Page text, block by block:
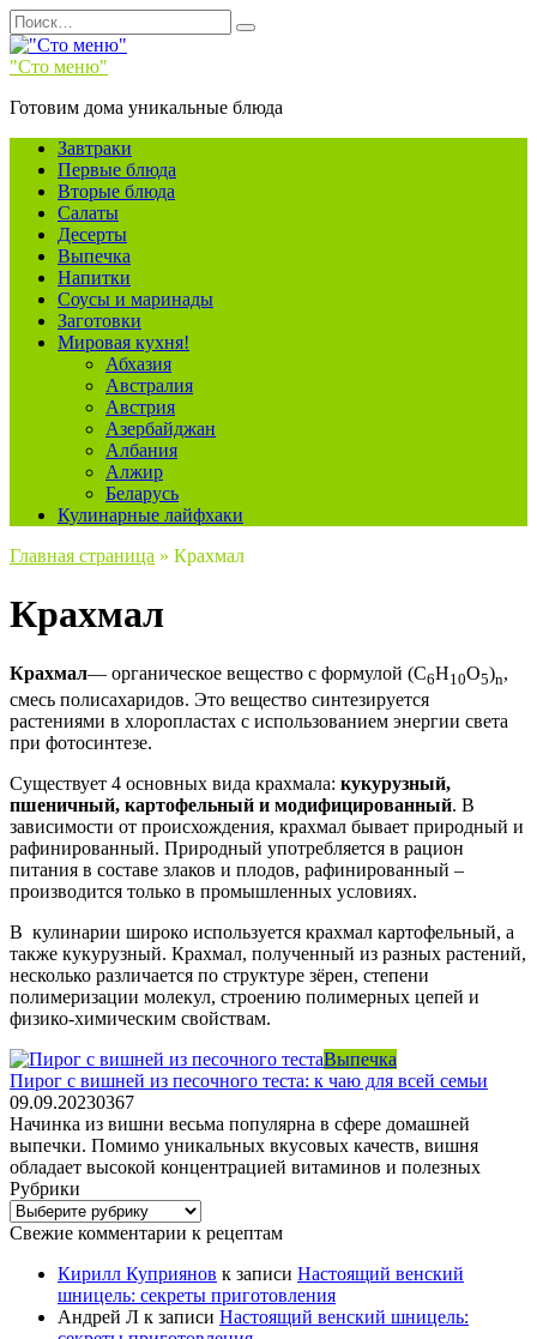
Перейти
к
содержанию
Search
for:
"Сто меню"
Готовим дома уникальные блюда
Завтраки
Первые блюда
Вторые блюда
Салаты
Десерты
Выпечка
Напитки
Соусы и маринады
Заготовки
Мировая кухня!
Абхазия
Австралия
Австрия
Азербайджан
Албания
Алжир
Беларусь
Кулинарные лайфхаки
Главная страница » Крахмал
Крахмал
Крахмал— органическое вещество с формулой (C6H10O5)n,
смесь полисахаридов. Это вещество синтезируется
растениями в хлоропластах с использованием энергии света
при фотосинтезе.
Существует 4 основных вида крахмала: кукурузный,
пшеничный, картофельный и модифицированный. В
зависимости от происхождения, крахмал бывает природный и
рафинированный. Природный употребляется в рацион
питания в составе злаков и плодов, рафинированный –
производится только в промышленных условиях.
В кулинарии широко используется крахмал картофельный, а
также кукурузный. Крахмал, полученный из разных растений,
несколько различается по структуре зёрен, степени
полимеризации молекул, строению полимерных цепей и
физико-химическим свойствам.
Выпечка
Пирог с вишней из песочного теста: к чаю для всей семьи
09.09.20230367
Начинка из вишни весьма популярна в сфере домашней
выпечки. Помимо уникальных вкусовых качеств, вишня
обладает высокой концентрацией витаминов и полезных
Рубрики
Рубрики
Свежие комментарии к рецептам
Кирилл Куприянов к записи Настоящий венский
шницель: секреты приготовления
Андрей Л к записи Настоящий венский шницель: